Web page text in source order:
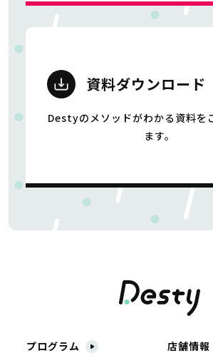
資料ダウンロード
Destyのメソッドがわかる資料を
ます。
プログラム 店舗情報